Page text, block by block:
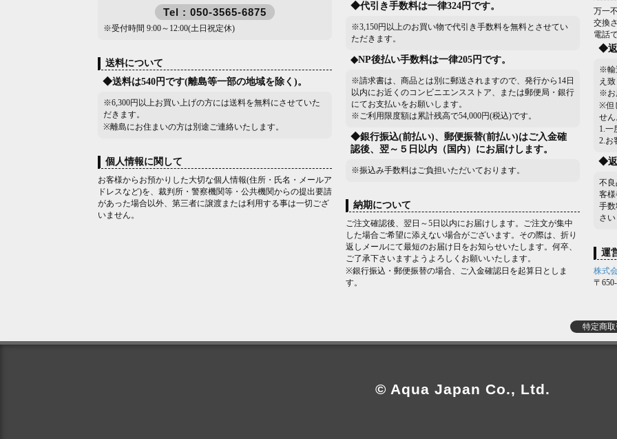
Tel : 050-3565-6875
※受付時間 9:00～12:00(土日祝定休)
送料について
◆送料は540円です(離島等一部の地域を除く)。
※6,300円以上お買い上げの方には送料を無料にさせていた
だきます。
※離島にお住まいの方は別途ご連絡いたします。
個人情報に関して
お客様からお預かりした大切な個人情報(住所・氏名・メールア
ドレスなど)を、裁判所・警察機関等・公共機関からの提出要請
があった場合以外、第三者に譲渡または利用する事は一切ござ
いません。
◆代引き手数料は一律324円です。
※3,150円以上のお買い物で代引き手数料を無料とさせてい
ただきます。
◆NP後払い手数料は一律205円です。
※請求書は、商品とは別に郵送されますので、発行から14日
以内にお近くのコンビニエンスストア、または郵便局・銀行
にてお支払いをお願いします。
※ご利用限度額は累計残高で54,000円(税込)です。
◆銀行振込(前払い)、郵便振替(前払い)はご入金確
認後、翌～５日以内（国内）にお届けします。
※振込み手数料はご負担いただいております。
納期について
ご注文確認後、翌日～5日以内にお届けします。ご注文が集中
した場合ご希望に添えない場合がございます。その際は、折り
返しメールにて最短のお届け日をお知らせいたします。何卒、
ご了承下さいますようよろしくお願いいたします。
※銀行振込・郵便振替の場合、ご入金確認日を起算日としま
す。
万一
交換
電話
◆返
※輸
え
※お
※但
せ
1.一
2.お
◆返
不
客
手
さ
運
株式
〒
特定商
© Aqua Japan Co., Ltd.